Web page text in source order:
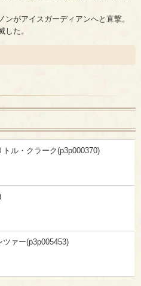
がアイスガーディアンへと直撃。
した。
ル・クラーク(p3p000370)
ァー(p3p005453)